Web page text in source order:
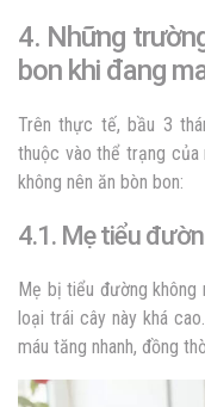
4. Những
bon khi đang
Trên thực tế, bầu 3
thuộc vào thể trạng của
không nên ăn bòn bon:
4.1. Mẹ tiểu
Mẹ bị tiểu đường không
loại trái cây này khá
máu tăng nhanh, đồng